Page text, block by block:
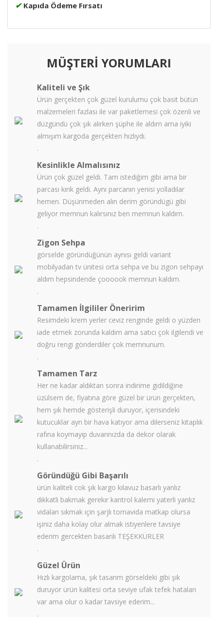
✔ Kapıda Ödeme Fırsatı
MÜŞTERİ YORUMLARI
Kaliteli ve Şık
Ürün gerçekten çok güzel kurulumu çok basit bütün
malzemeleri fazlası ile var paketlemesi çok özenli ve
düzgündü çok şık alırken şüphe ile aldım ama iyiki
almışım kargoda gerçekten hızlıydı.
.
Kesinlikle Almalısınız
Ürün çok güzel geldi. Tam istediğim gibi ama bir
parcası kırık geldi. Aynı parcanın yenisi yolladılar
hemen. Düşünmeden alın derim göründügü gibi
geliyor memnun kalırsınız ben memnun kaldım.
.
Zigon Sehpa
görselde göründüğünün aynısı geldi variant
mobilyadan tv ünitesi orta sehpa ve bu zigon sehpayı
aldım hepsindende çoooook memnun kaldım.
.
Tamamen İlgililer Öneririm
Resimdeki krem yerler ceviz renginde geldi o yüzden
iade etmek zorunda kaldım ama satıcı çok ilgilendi ve
doğru rengi gönderdiler çok memnunum.
.
Tamamen Tarz
Her ne kadar aldıktan sonra indirime gidildiğine
üzülsem de, fiyatına göre güzel bir ürün gerçekten,
hem şık hemde gösterişli duruyor, içerisindeki
kutucuklar ayrı bir hava katıyor ama dilerseniz kitaplık
rafına koymayıp duvarınızda da dekor olarak
kullanabilirsiniz...
.
Göründüğü Gibi Başarılı
ürün kaliteli cok şık kargo kılavuz basarlı yanlız
dıkkatli bakmak gerekır kantrol kalemi yaterli yanlız
vidaları sıkmak için şarjlı tornavida matkap olursa
işiniz daha kolay olur almak istiyenlere tavsiye
ederim gercekten basarılı TEŞEKKÜRLER
.
Güzel Ürün
Hızlı kargolama, şık tasarım görseldeki gibi şık
duruyor ürün kalitesi orta seviye ufak tefek hataları
var ama olur o kadar tavsiye ederim...
.